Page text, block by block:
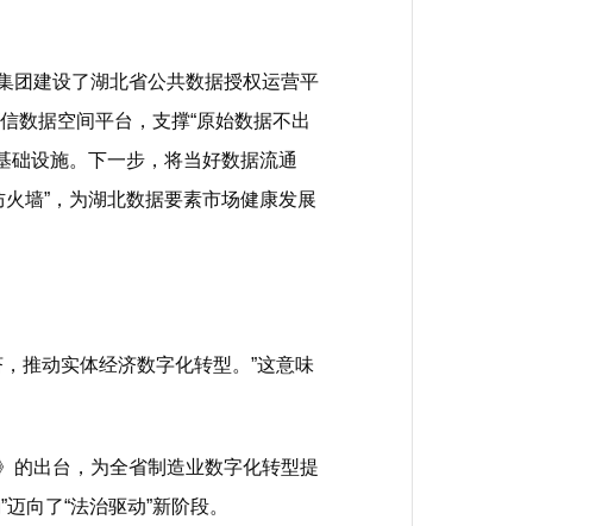
建设了湖北省公共数据授权运营平
数据空间平台，支撑“原始数据不出
础设施。下一步，将当好数据流通
火墙”，为湖北数据要素市场健康发展
动实体经济数字化转型。”这意味
出台，为全省制造业数字化转型提
向了“法治驱动”新阶段。